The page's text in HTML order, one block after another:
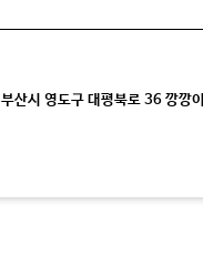
부산시 영도구 대평북로 36